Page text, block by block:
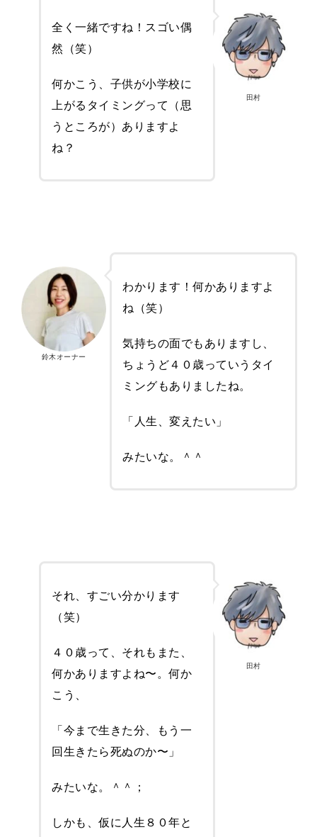
全く一緒ですね！スゴい偶
然（笑）
何かこう、子供が小学校に
上がるタイミングって（思
うところが）ありますよ
ね？
田村
わかります！何かありますよ
ね（笑）
気持ちの面でもありますし、
ちょうど４０歳っていうタイ
ミングもありましたね。
「人生、変えたい」
みたいな。＾＾
鈴木オーナー
それ、すごい分かります
（笑）
４０歳って、それもまた、
何かありますよね〜。何か
こう、
「今まで生きた分、もう一
回生きたら死ぬのか〜」
みたいな。＾＾；
しかも、仮に人生８０年と
田村